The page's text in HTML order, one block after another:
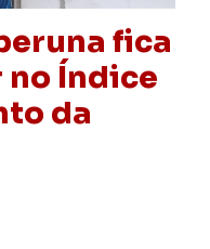
fica
Índice
da